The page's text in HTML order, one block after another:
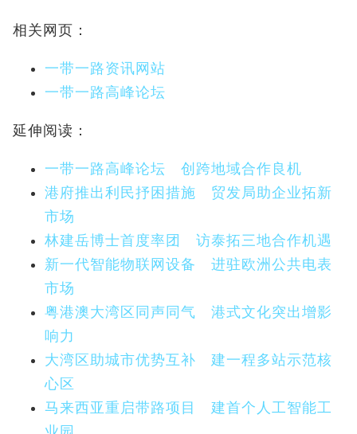
相关网页：
一带一路资讯网站
一带一路高峰论坛
延伸阅读：
一带一路高峰论坛 创跨地域合作良机
港府推出利民抒困措施 贸发局助企业拓新
市场
林建岳博士首度率团 访泰拓三地合作机遇
新一代智能物联网设备 进驻欧洲公共电表
市场
粤港澳大湾区同声同气 港式文化突出增影
响力
大湾区助城市优势互补 建一程多站示范核
心区
马来西亚重启带路项目 建首个人工智能工